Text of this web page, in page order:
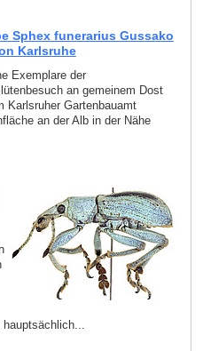
Sphex funerarius Gussako
Karlsruhe
Exemplare der
an gemeinem Dost
Karlsruher Gartenbauamt
an der Alb in der Nähe